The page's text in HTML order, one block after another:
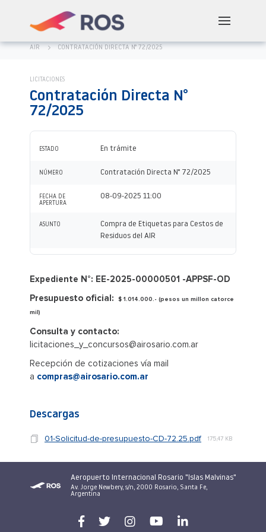
AIR CONTRATACIÓN DIRECTA N° 72/2025
LICITACIONES
Contratación Directa N°
72/2025
ESTADO En trámite
NÚMERO Contratación Directa N° 72/2025
FECHA DE
APERTURA
08-09-2025 11:00
ASUNTO
Compra de Etiquetas para Cestos de
Residuos del AIR
Expediente N°: EE-2025-00000501 -APPSF-OD
Presupuesto oficial:
$ 1.014.000.- (pesos un millon catorce
mil)
Consulta y contacto:
licitaciones_y_concursos@airosario.com.ar
Recepción de cotizaciones vía mail
a compras@airosario.com.ar
Descargas
01-Solicitud-de-presupuesto-CD-72.25.pdf 175,47 KB
Aeropuerto Internacional Rosario "Islas Malvinas"
Av. Jorge Newbery, s/n, 2000 Rosario, Santa Fe,
Argentina